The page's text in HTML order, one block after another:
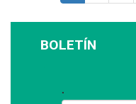
BOLETÍN